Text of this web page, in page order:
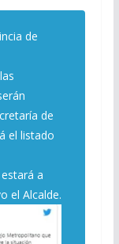
de
de
el listado
a
el Alcalde.